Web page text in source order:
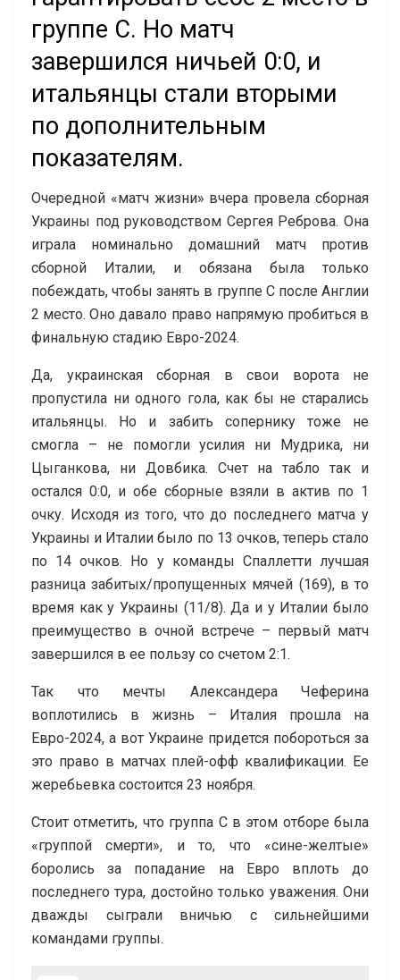
группе С. Но матч
завершился ничьей 0:0, и
итальянцы стали вторыми
по дополнительным
показателям.
Очередной «матч жизни» вчера провела сборная
Украины под руководством Сергея Реброва. Она
играла номинально домашний матч против
сборной Италии, и обязана была только
побеждать, чтобы занять в группе С после Англии
2 место. Оно давало право напрямую пробиться в
финальную стадию Евро-2024.
Да, украинская сборная в свои ворота не
пропустила ни одного гола, как бы не старались
итальянцы. Но и забить сопернику тоже не
смогла – не помогли усилия ни Мудрика, ни
Цыганкова, ни Довбика. Счет на табло так и
остался 0:0, и обе сборные взяли в актив по 1
очку. Исходя из того, что до последнего матча у
Украины и Италии было по 13 очков, теперь стало
по 14 очков. Но у команды Спаллетти лучшая
разница забитых/пропущенных мячей (169), в то
время как у Украины (11/8). Да и у Италии было
преимущество в очной встрече – первый матч
завершился в ее пользу со счетом 2:1.
Так что мечты Александера Чеферина
воплотились в жизнь – Италия прошла на
Евро-2024, а вот Украине придется побороться за
это право в матчах плей-офф квалификации. Ее
жеребьевка состоится 23 ноября.
Стоит отметить, что группа С в этом отборе была
«группой смерти», и то, что «сине-желтые»
боролись за попадание на Евро вплоть до
последнего тура, достойно только уважения. Они
дважды сыграли вничью с сильнейшими
командами группы.